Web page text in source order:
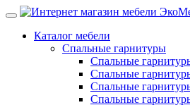
Каталог мебели
Спальные гарнитуры
Спальные
Спальные
Спальные
Спальные